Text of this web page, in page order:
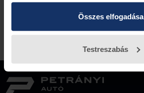
Összes elfogadása
Testreszabás